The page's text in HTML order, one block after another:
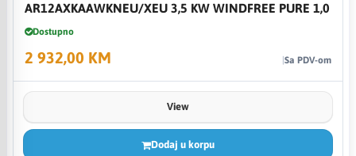
AR12AXKAAWKNEU/XEU 3,5 KW WINDFREE PURE 1,0
Dostupno
2 932,00 KM Sa PDV-om
View
Dodaj u korpu